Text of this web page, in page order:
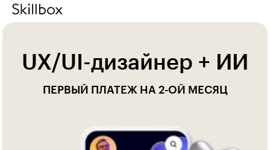
UX/UI-дизайнер + ИИ
ПЕРВЫЙ ПЛАТЕЖ НА 2-ОЙ МЕСЯЦ